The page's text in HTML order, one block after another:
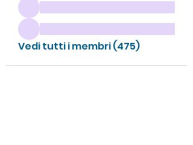
Vedi tutti i membri (475)